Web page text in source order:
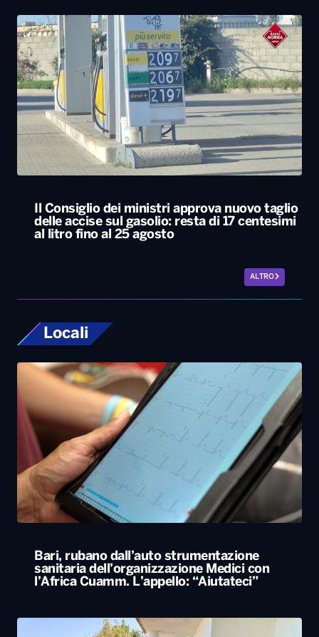
Il Consiglio dei ministri approva nuovo taglio
delle accise sul gasolio: resta di 17 centesimi
al litro fino al 25 agosto
ALTRO
Locali
Bari, rubano dall’auto strumentazione
sanitaria dell’organizzazione Medici con
l’Africa Cuamm. L’appello: “Aiutateci”